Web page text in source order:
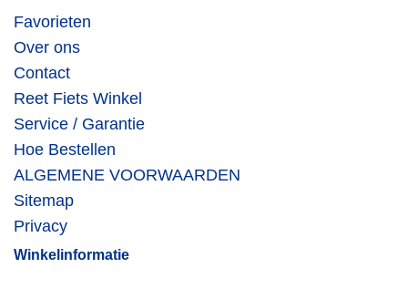
Favorieten
Over ons
Contact
Reet Fiets Winkel
Service / Garantie
Hoe Bestellen
ALGEMENE VOORWAARDEN
Sitemap
Privacy
Winkelinformatie